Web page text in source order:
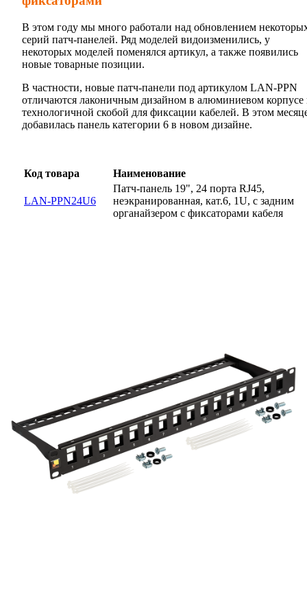
В этом году мы много работали над обновлением
серий патч-панелей. Ряд моделей видоизменились, у
некоторых моделей поменялся артикул, а также появились
новые товарные позиции.
В частности, новые патч-панели под артикулом LAN-PPN
отличаются лаконичным дизайном в алюминиевом корпусе
технологичной скобой для фиксации кабелей. В этом
добавилась панель категории 6 в новом дизайне.
Код товара Наименование
LAN-PPN24U6
Патч-панель 19", 24 порта RJ45,
неэкранированная, кат.6, 1U, с задним
органайзером с фиксаторами кабеля